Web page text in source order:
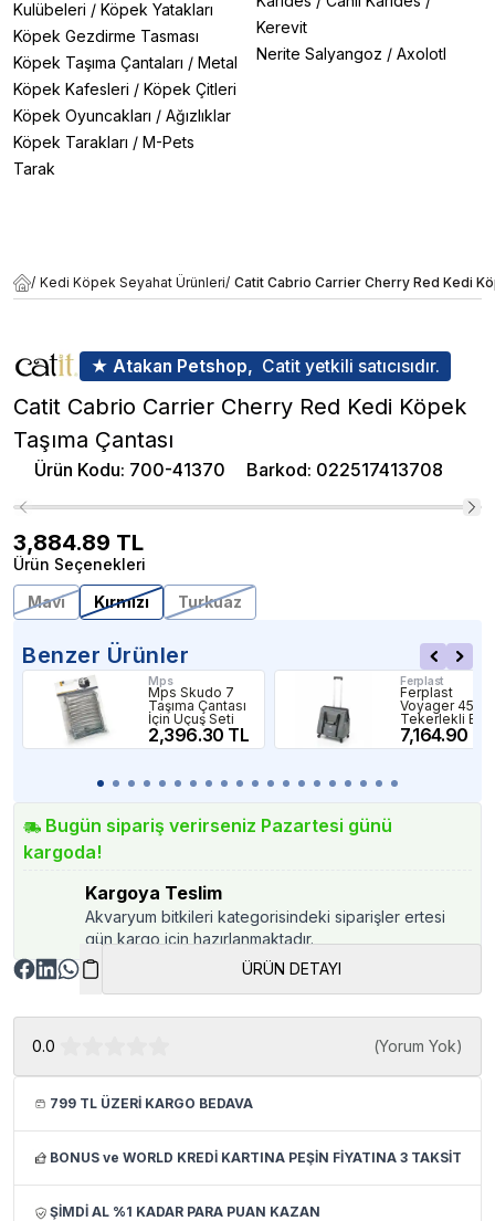
Kulübeleri / Köpek Yatakları
Köpek Gezdirme Tasması
Köpek Taşıma Çantaları / Metal
Köpek Kafesleri / Köpek Çitleri
Köpek Oyuncakları / Ağızlıklar
Köpek Tarakları / M-Pets
Tarak
Kerevit
Nerite Salyangoz / Axolotl
/ Kedi Köpek Seyahat Ürünleri/ Catit Cabrio Carrier Cherry Red Kedi
★ Atakan Petshop, Catit yetkili satıcısıdır.
Catit Cabrio Carrier Cherry Red Kedi Köpek
Taşıma Çantası
Ürün Kodu: 700-41370 Barkod: 022517413708
3,884.89 TL
Ürün Seçenekleri
Mavi
Kırmızı Turkuaz
Benzer Ürünler
Mps
Mps Skudo 7
Taşıma Çantası
İçin Uçuş Seti
2,396.30 TL
Ferplast
Ferplast
Voyager 450
Tekerlekli
Hayvan
Çantası Gri
7,164.90 TL
Bugün sipariş verirseniz Pazartesi günü
kargoda!
Kargoya Teslim
Akvaryum bitkileri kategorisindeki siparişler ertesi
gün kargo için hazırlanmaktadır.
ÜRÜN DETAYI
0.0 (Yorum Yok)
799 TL ÜZERİ KARGO BEDAVA
BONUS ve WORLD KREDİ KARTINA PEŞİN FİYATINA 3 TAKSİT
ŞİMDİ AL %1 KADAR PARA PUAN KAZAN